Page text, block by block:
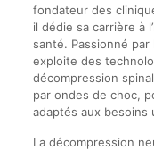
fondateur des
il dédie sa carrière à
santé. Passionné
exploite des
décompression
par ondes de choc,
adaptés aux besoins
La décompression